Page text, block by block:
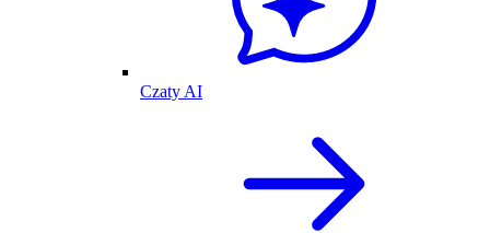
Czaty AI